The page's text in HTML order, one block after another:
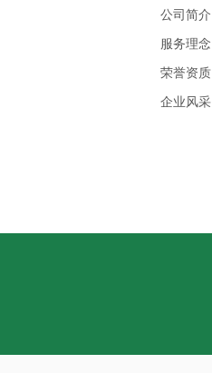
公司简介
服务理念
荣誉资质
企业风采